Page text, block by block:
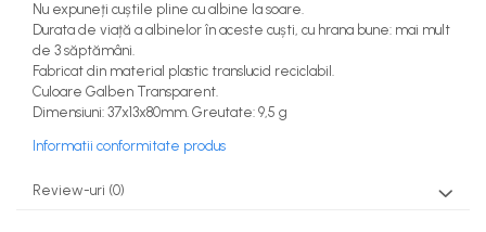
Nu expuneți cuștile pline cu albine la soare.
Durata de viață a albinelor în aceste cuști, cu hrana bune: mai mult
de 3 săptămâni.
Fabricat din material plastic translucid reciclabil.
Culoare Galben Transparent.
Dimensiuni: 37x13x80mm. Greutate: 9,5 g
Informatii conformitate produs
Review-uri (0)